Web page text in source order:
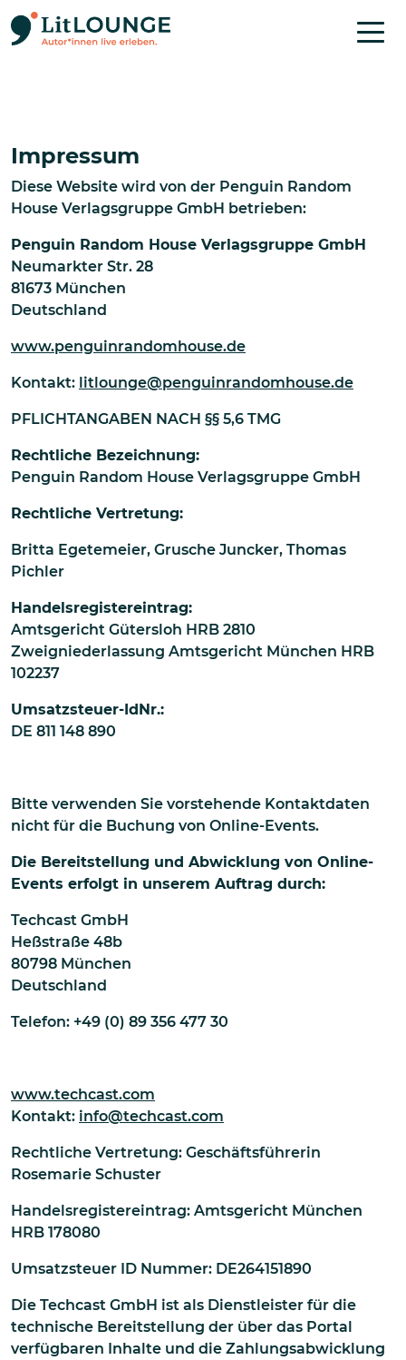
Direkt zum Inhalt
Impressum
Diese Website wird von der Penguin Random
House Verlagsgruppe GmbH betrieben:
Penguin Random House Verlagsgruppe GmbH
Neumarkter Str. 28
81673 München
Deutschland
www.penguinrandomhouse.de
Kontakt: litlounge@penguinrandomhouse.de
PFLICHTANGABEN NACH §§ 5,6 TMG
Rechtliche Bezeichnung:
Penguin Random House Verlagsgruppe GmbH
Rechtliche Vertretung:
Britta Egetemeier, Grusche Juncker, Thomas
Pichler
Handelsregistereintrag:
Amtsgericht Gütersloh HRB 2810
Zweigniederlassung Amtsgericht München HRB
102237
Umsatzsteuer-IdNr.:
DE 811 148 890
Bitte verwenden Sie vorstehende Kontaktdaten
nicht für die Buchung von Online-Events.
Die Bereitstellung und Abwicklung von Online-
Events erfolgt in unserem Auftrag durch:
Techcast GmbH
Heßstraße 48b
80798 München
Deutschland
Telefon: +49 (0) 89 356 477 30
www.techcast.com
Kontakt: info@techcast.com
Rechtliche Vertretung: Geschäftsführerin
Rosemarie Schuster
Handelsregistereintrag: Amtsgericht München
HRB 178080
Umsatzsteuer ID Nummer: DE264151890
Die Techcast GmbH ist als Dienstleister für die
technische Bereitstellung der über das Portal
verfügbaren Inhalte und die Zahlungsabwicklung